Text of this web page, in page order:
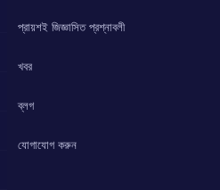
প্রায়শই জিজ্ঞাসিত প্রশ্নাবলী
খবর
ব্লগ
যোগাযোগ করুন